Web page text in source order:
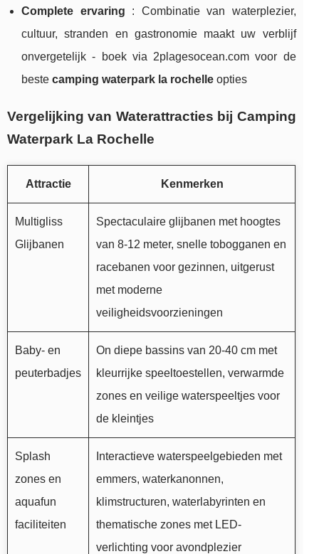
Complete ervaring : Combinatie van waterplezier,
cultuur, stranden en gastronomie maakt uw verblijf
onvergetelijk - boek via 2plagesocean.com voor de
beste camping waterpark la rochelle opties
Vergelijking van Waterattracties bij Camping
Waterpark La Rochelle
Attractie Kenmerken
Multigliss
Glijbanen
Spectaculaire glijbanen met hoogtes
van 8-12 meter, snelle tobogganen en
racebanen voor gezinnen, uitgerust
met moderne
veiligheidsvoorzieningen
Baby- en
peuterbadjes
On diepe bassins van 20-40 cm met
kleurrijke speeltoestellen, verwarmde
zones en veilige waterspeeltjes voor
de kleintjes
Splash
zones en
aquafun
faciliteiten
Interactieve waterspeelgebieden met
emmers, waterkanonnen,
klimstructuren, waterlabyrinten en
thematische zones met LED-
verlichting voor avondplezier